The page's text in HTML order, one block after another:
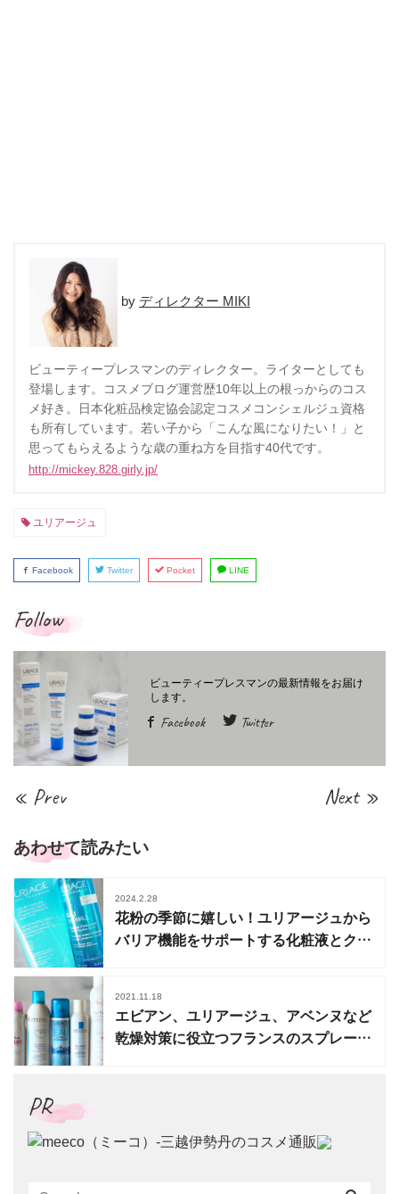
ディレクター MIKI
ビューティープレスマンのディレクター。ライターとしても
登場します。コスメブログ運営歴10年以上の根っからのコス
メ好き。日本化粧品検定協会認定コスメコンシェルジュ資格
も所有しています。若い子から「こんな風になりたい！」と
思ってもらえるような歳の重ね方を目指す40代です。
http://mickey.828.girly.jp/
ユリアージュ
Facebook Twitter Pocket LINE
Follow
Facebook Twitter
« Prev Next »
あわせて読みたい
2024.2.28
花粉の季節に嬉しい！ユリアージュから
バリア機能をサポートする化粧液とクレ
2021.11.18
エビアン、ユリアージュ、アベンヌなど
乾燥対策に役立つフランスのスプレーミ
PR